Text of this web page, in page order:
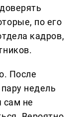
по его
кадров,
После
недель
сам не